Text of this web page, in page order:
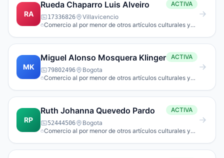
RA
Rueda Chaparro Luis Alveiro ACTIVA
17336826
Villavicencio
Comercio al por menor de otros artículos culturales y
MK
Miguel Alonso Mosquera Klinger ACTIVA
79802496
Bogota
Comercio al por menor de otros artículos culturales y
RP
Ruth Johanna Quevedo Pardo ACTIVA
52444506
Bogota
Comercio al por menor de otros artículos culturales y